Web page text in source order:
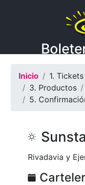
Inicio 1. Tickets
3. Productos
5.
Rivadavia y